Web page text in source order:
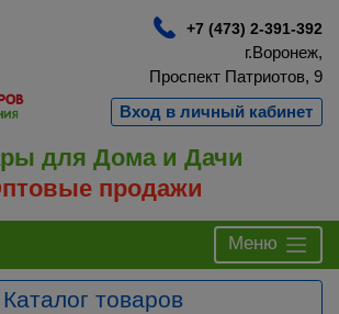
+7 (473) 2-391-392
г.Воронеж,
Проспект Патриотов, 9
Вход в личный кабинет
для Дома и Дачи
продажи
Меню
Каталог товаров